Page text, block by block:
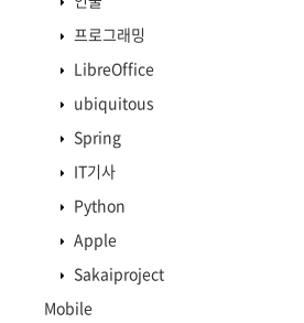
프로그래밍
LibreOffice
ubiquitous
Spring
IT기사
Python
Apple
Sakaiproject
Mobile